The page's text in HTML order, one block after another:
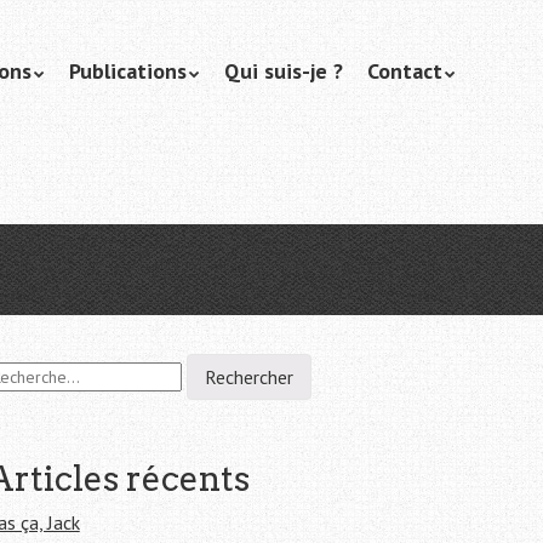
Publications Qui suis-je ? Contact
récents
ça, Jack